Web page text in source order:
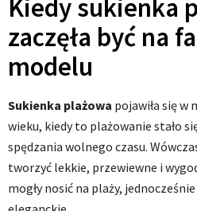
Kiedy sukienka
zaczęła być na
modelu
Sukienka plażowa pojawiła się w
wieku, kiedy to plażowanie stało
spędzania wolnego czasu.
tworzyć lekkie, przewiewne i
mogły nosić na plaży,